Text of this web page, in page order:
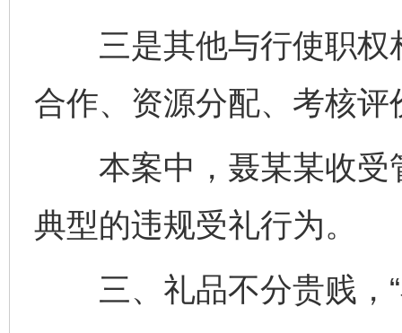
三是其他与行使职权
合作、资源分配、考核
本案中，聂某某收受
典型的违规受礼行为。
三、礼品不分贵贱，“